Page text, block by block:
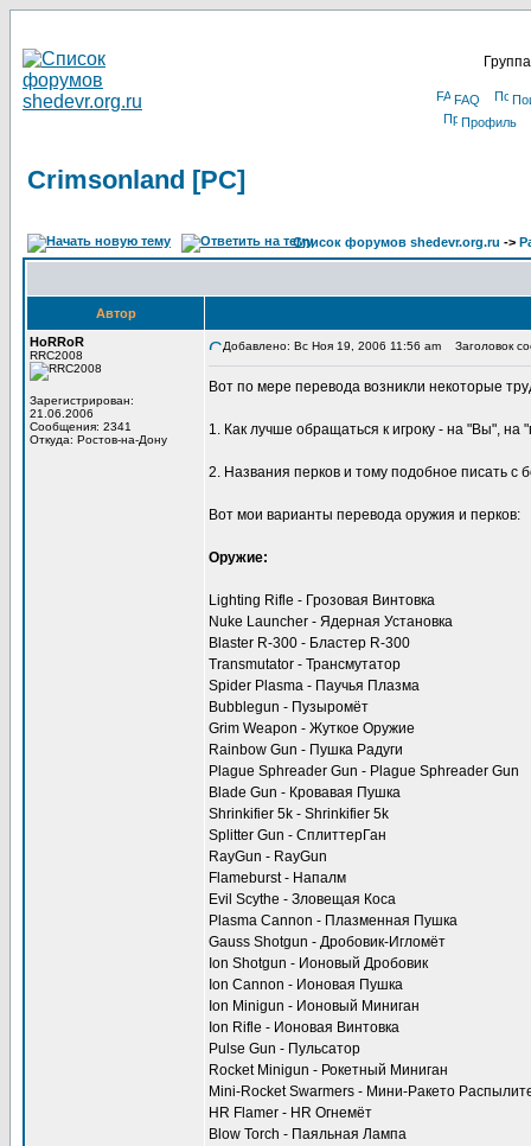
FAQ
Профиль
Crimsonland [PC]
Список форумов shedevr.org.ru ->
Автор
HoRRoR
RRC2008
Зарегистрирован:
21.06.2006
Сообщения: 2341
Откуда: Ростов-на-Дону
Добавлено: Вс Ноя 19, 2006 11:56 am Заголовок
Вот по мере перевода возникли некоторые
1. Как лучше обращаться к игроку - на "Вы", на
2. Названия перков и тому подобное писать с
Вот мои варианты перевода оружия и перков:
Оружие:
Lighting Rifle - Грозовая Винтовка
Nuke Launcher - Ядерная Установка
Blaster R-300 - Бластер R-300
Transmutator - Трансмутатор
Spider Plasma - Паучья Плазма
Bubblegun - Пузыромёт
Grim Weapon - Жуткое Оружие
Rainbow Gun - Пушка Радуги
Plague Sphreader Gun - Plague Sphreader Gun
Blade Gun - Кровавая Пушка
Shrinkifier 5k - Shrinkifier 5k
Splitter Gun - СплиттерГан
RayGun - RayGun
Flameburst - Напалм
Evil Scythe - Зловещая Коса
Plasma Cannon - Плазменная Пушка
Gauss Shotgun - Дробовик-Игломёт
Ion Shotgun - Ионовый Дробовик
Ion Cannon - Ионовая Пушка
Ion Minigun - Ионовый Миниган
Ion Rifle - Ионовая Винтовка
Pulse Gun - Пульсатор
Rocket Minigun - Рокетный Миниган
Mini-Rocket Swarmers - Мини-Ракето
HR Flamer - HR Огнемёт
Blow Torch - Паяльная Лампа